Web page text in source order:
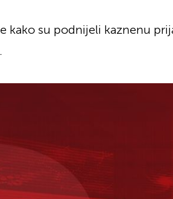
kako su podnijeli kaznenu